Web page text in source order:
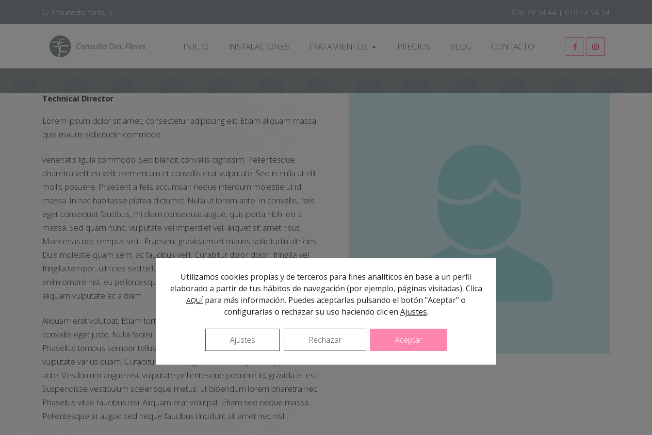
C/ Arquitecto Yarza, 5 976 79 53 44 | 619 13 54 53
INICIO INSTALACIONES TRATAMIENTOS PRECIOS BLOG CONTACTO
Technical Director
Lorem ipsum dolor sit amet, consectetur adipiscing elit. Etiam aliquam massa
quis mauris sollicitudin commodo
venenatis ligula commodo. Sed blandit convallis dignissim. Pellentesque
pharetra velit eu velit elementum et convallis erat vulputate. Sed in nulla ut elit
mollis posuere. Praesent a felis accumsan neque interdum molestie ut id
massa. In hac habitasse platea dictumst. Nulla ut lorem ante. In convallis, felis
eget consequat faucibus, mi diam consequat augue, quis porta nibh leo a
massa. Sed quam nunc, vulputate vel imperdiet vel, aliquet sit amet risus.
Maecenas nec tempus velit. Praesent gravida mi et mauris sollicitudin ultricies.
Duis molestie quam sem, ac faucibus velit. Curabitur dolor dolor, fringilla vel
fringilla tempor, ultricies sed tellus. Cras aliquet, nulla a feugiat adipiscing, mi
enim ornare nisl, eu pellentesque nunc diam eu purus. Aliquam a arcu ac arcu
aliquam vulputate ac a diam.
Aliquam erat volutpat. Etiam tortor sapien, elementum quis semper eu,
convallis eget justo. Nulla facilisi. Curabitur cursus vestibulum turpis eget sagittis.
Phasellus tempus semper tellus, sed ullamcorper libero sodales a. Fusce
vulputate varius quam. Curabitur erat orci, gravida eu tempus sed, pretium non
ante. Vestibulum augue nisi, vulputate pellentesque posuere id, gravida et est.
Suspendisse vestibulum scelerisque metus, ut bibendum lorem pharetra nec.
Phasellus vitae faucibus nisi. Aliquam erat volutpat. Etiam sed neque massa.
Pellentesque at augue sed neque faucibus tincidunt sit amet nec nisl.
Utilizamos cookies propias y de terceros para fines analíticos en base a un perfil
elaborado a partir de tus hábitos de navegación (por ejemplo, páginas visitadas). Clica
AQUÍpara más información. Puedes aceptarlas pulsando el botón "Aceptar" o
configurarlas o rechazar su uso haciendo clic en Ajustes.
Aceptar
Rechazar
Ajustes